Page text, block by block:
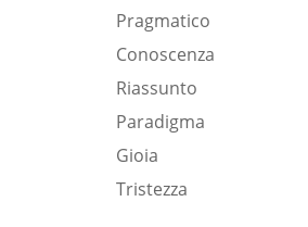
Pragmatico
Conoscenza
Riassunto
Paradigma
Gioia
Tristezza